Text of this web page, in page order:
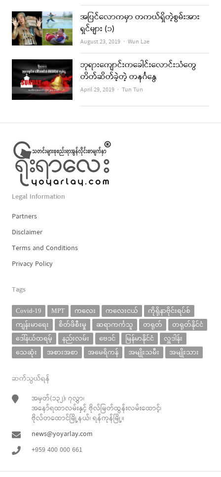
အပြင်လောကမှာ တကယ်ရှိတဲ့စွမ်းအား
ရှင်များ (၁)
August 23, 2019 Author
Wun Lae
ဘုရားကျောင်းကခေါင်းလောင်းသံတွေ
တိတ်ဆိတ်ခဲ့တဲ့ တနင်္ဂနွေ
April 29, 2019 Author
Tun Tun
Legal Information
Partners
Disclaimer
Terms and Conditions
Privacy Policy
Tags
Covid-19 MPT ကလေး ကလေးငယ်
ကိုရိုနာဗိုင်းရပ်စ်
ကျန်းမာရေး
စိတ်ဖိစီးမှု ဆရာကင်္ကသူ တရုတ်
တရုတ်နိုင်ငံ
ဒေါ်နယ်ထရမ့်
နည်းလမ်း ဗေဒင် မြန်မာနိုင်ငံ
လှူဒါန်း
သေဆုံး
အစားအစာ အမေရိကန် အမျိုးသမီး အမျိုးသား
ဆက်သွယ်ရန်
အမှတ်(၁၃၂)၊ ၇လွှာ၊
အနော်ရထာလမ်းနှင့် ဗိုလ်မြတ်ထွန်းလမ်းထောင့်၊
ဗိုလ်တထောင်မြို့နယ်၊ ရန်ကုန်မြို့။
news@yoyarlay.com
+959 400 000 661